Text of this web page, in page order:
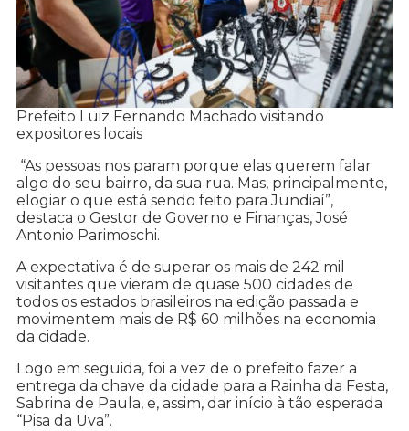
Prefeito Luiz Fernando Machado visitando
expositores locais
“As pessoas nos param porque elas querem falar
algo do seu bairro, da sua rua. Mas, principalmente,
elogiar o que está sendo feito para Jundiaí”,
destaca o Gestor de Governo e Finanças, José
Antonio Parimoschi.
A expectativa é de superar os mais de 242 mil
visitantes que vieram de quase 500 cidades de
todos os estados brasileiros na edição passada e
movimentem mais de R$ 60 milhões na economia
da cidade.
Logo em seguida, foi a vez de o prefeito fazer a
entrega da chave da cidade para a Rainha da Festa,
Sabrina de Paula, e, assim, dar início à tão esperada
“Pisa da Uva”.